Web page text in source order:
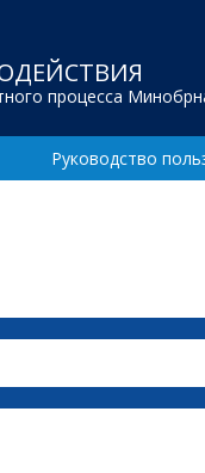
процесса
Руководство